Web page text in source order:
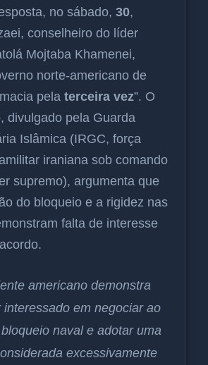
no sábado, 30,
conselheiro do líder
Mojtaba Khamenei,
norte-americano de
pela terceira vez”. O
divulgado pela Guarda
Islâmica (IRGC, força
iraniana sob comando
supremo), argumenta que
do bloqueio e a rigidez nas
falta de interesse
americano demonstra
interessado em negociar ao
naval e adotar uma
excessivamente